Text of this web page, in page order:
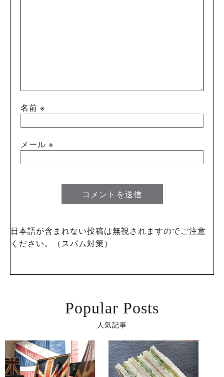
名前※
メール※
日本語が含まれない投稿は無視されますのでご注意
ください。（スパム対策）
Popular Posts
人気記事